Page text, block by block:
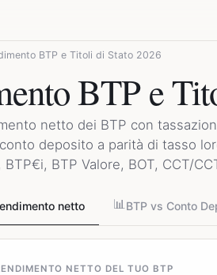
BTP e Titoli di Stato 2026
BTP e
netto dei BTP con
deposito a parità di tasso
BTP€i, BTP Valore, BOT, CCT/
netto 📊BTP vs Conto
NETTO DEL TUO BTP